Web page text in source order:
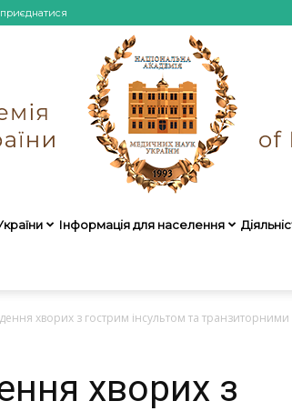
України
Інформація для населення
хворих з гострим інсультом та
хворих з